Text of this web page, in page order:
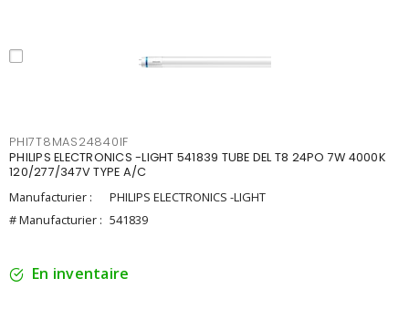
PHI7T8MAS24840IF
PHILIPS ELECTRONICS -LIGHT 541839 TUBE DEL T8 24PO 7W 4000K
120/277/347V TYPE A/C
Manufacturier :
PHILIPS ELECTRONICS -LIGHT
# Manufacturier : 541839
En inventaire